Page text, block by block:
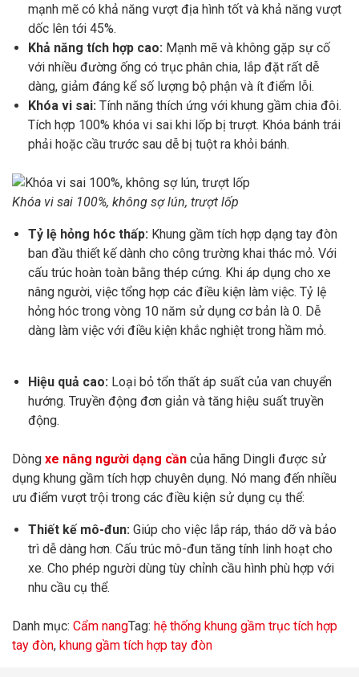
mạnh mẽ có khả năng vượt địa hình tốt và khả năng vượt
dốc lên tới 45%.
Khả năng tích hợp cao: Mạnh mẽ và không gặp sự cố
với nhiều đường ống có trục phân chia, lắp đặt rất dễ
dàng, giảm đáng kể số lượng bộ phận và ít điểm lỗi.
Khóa vi sai: Tính năng thích ứng với khung gầm chia đôi.
Tích hợp 100% khóa vi sai khi lốp bị trượt. Khóa bánh trái
phải hoặc cầu trước sau dễ bị tuột ra khỏi bánh.
Khóa vi sai 100%, không sợ lún, trượt lốp
Tỷ lệ hỏng hóc thấp: Khung gầm tích hợp dạng tay đòn
ban đầu thiết kế dành cho công trường khai thác mỏ. Với
cấu trúc hoàn toàn bằng thép cứng. Khi áp dụng cho xe
nâng người, việc tổng hợp các điều kiện làm việc. Tỷ lệ
hỏng hóc trong vòng 10 năm sử dụng cơ bản là 0. Dễ
dàng làm việc với điều kiện khắc nghiệt trong hầm mỏ.
Hiệu quả cao: Loại bỏ tổn thất áp suất của van chuyển
hướng. Truyền động đơn giản và tăng hiệu suất truyền
động.
Dòng xe nâng người dạng cần của hãng Dingli được sử
dụng khung gầm tích hợp chuyên dụng. Nó mang đến nhiều
ưu điểm vượt trội trong các điều kiện sử dụng cụ thể:
Thiết kế mô-đun: Giúp cho việc lắp ráp, tháo dỡ và bảo
trì dễ dàng hơn. Cấu trúc mô-đun tăng tính linh hoạt cho
xe. Cho phép người dùng tùy chỉnh cầu hình phù hợp với
nhu cầu cụ thể.
Danh mục: Cẩm nangTag: hệ thống khung gầm trục tích hợp
tay đòn, khung gầm tích hợp tay đòn